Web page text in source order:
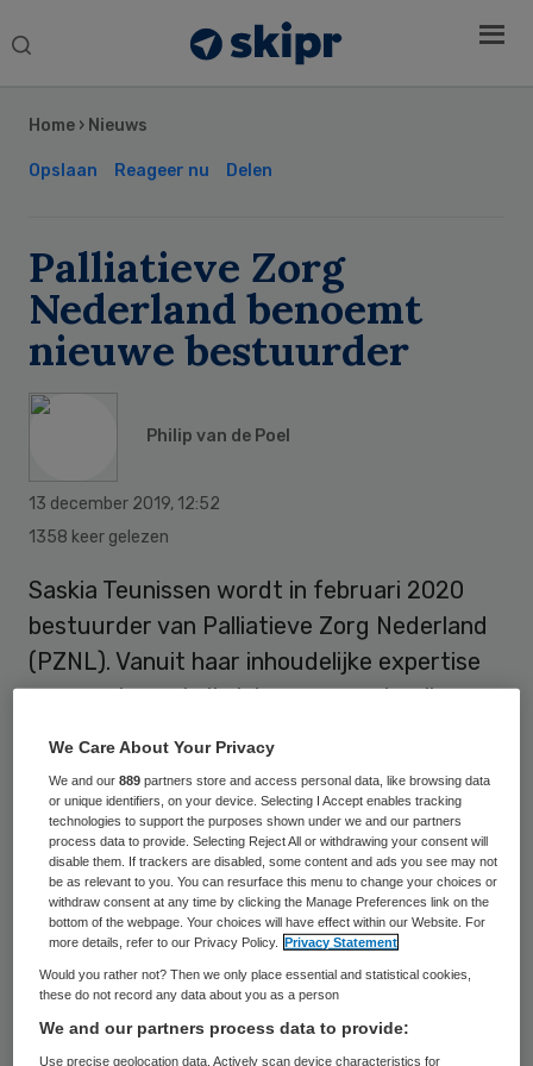
Search
Home › Nieuws
Opslaan Reageer nu Delen
Palliatieve Zorg
Nederland benoemt
nieuwe bestuurder
Philip van de Poel
13 december 2019, 12:52
1358 keer gelezen
Saskia Teunissen wordt in februari 2020
bestuurder van Palliatieve Zorg Nederland
(PZNL). Vanuit haar inhoudelijke expertise
en ervaring zal zij zich samen met collega-
voor de ontwikkeling en verbetering van
palliatieve zorg in Nederland.
Teunissen is hoogleraar Palliatieve Zorg en
Hospicezorg in het UMC Utrecht en
directeur-bestuurder van academisch
hospice Demeter. Zij zal Saskia Teunissen
bekleedt sinds de jaren negentig
Sidebar
We Care About Your Privacy
We and our889 partners store and access personal data, like browsing data
or unique identifiers, on your device. Selecting I Accept enables tracking
technologies to support the purposes shown under we and our partners
process data to provide. Selecting Reject All or withdrawing your consent will
disable them. If trackers are disabled, some content and ads you see may not
be as relevant to you. You can resurface this menu to change your choices or
withdraw consent at any time by clicking the Manage Preferences link on the
bottom of the webpage. Your choices will have effect within our Website. For
more details, refer to our Privacy Policy.
Privacy Statement
Would you rather not? Then we only place essential and statistical cookies,
these do not record any data about you as a person
We and our partners process data to provide:
Use precise geolocation data. Actively scan device characteristics for